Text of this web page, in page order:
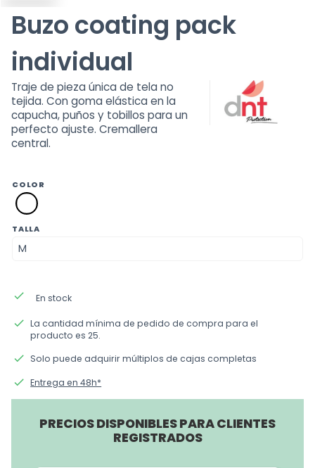
Buzo coating pack
individual
Traje de pieza única de tela no
tejida. Con goma elástica en la
capucha, puños y tobillos para un
perfecto ajuste. Cremallera
central.
COLOR
blanca
TALLA
done En stock
done La cantidad mínima de pedido de compra para el
producto es 25.
done Solo puede adquirir múltiplos de cajas completas
done Entrega en 48h*
PRECIOS DISPONIBLES PARA CLIENTES
REGISTRADOS